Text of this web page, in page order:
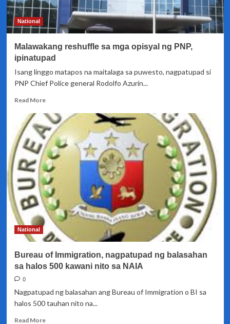
National
Malawakang reshuffle sa mga opisyal ng PNP,
ipinatupad
Isang linggo matapos na maitalaga sa puwesto, nagpatupad si
PNP Chief Police general Rodolfo Azurin...
Read MoreRead
about
Malawakang
reshuffle
sa
mga
opisyal
ng
PNP,
ipinatupad
National
Bureau of Immigration, nagpatupad ng balasahan
sa halos 500 kawani nito sa NAIA
0
Nagpatupad ng balasahan ang Bureau of Immigration o BI sa
halos 500 tauhan nito na...
Read MoreRead